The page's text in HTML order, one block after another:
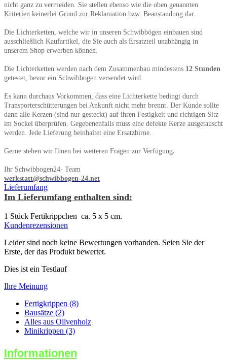
nicht ganz zu vermeiden. Sie stellen ebenso wie die oben genannten
Kriterien keinerlei Grund zur Reklamation bzw. Beanstandung dar.
Die Lichterketten, welche wir in unseren Schwibbögen einbauen sind
ausschließlich Kaufartikel, die Sie auch als Ersatzteil unabhängig in
unserem Shop erwerben können.
Die Lichterketten werden nach dem Zusammenbau mindestens 12 Stunden
getestet, bevor ein Schwibbogen versendet wird.
Es kann durchaus Vorkommen, dass eine Lichterkette bedingt durch
Transporterschütterungen bei Ankunft nicht mehr brennt. Der Kunde sollte
dann alle Kerzen (sind nur gesteckt) auf ihren Festigkeit und richtigen Sitz
im Sockel überprüfen. Gegebenenfalls muss eine defekte Kerze ausgetauscht
werden. Jede Lieferung beinhaltet eine Ersatzbirne.
Gerne stehen wir Ihnen bei weiteren Fragen zur Verfügung.
Ihr Schwibbogen24- Team
werkstatt@schwibbogen-24.net
Lieferumfang
Im Lieferumfang enthalten sind:
1 Stück Fertikrippchen ca. 5 x 5 cm.
Kundenrezensionen
Leider sind noch keine Bewertungen vorhanden. Seien Sie der
Erste, der das Produkt bewertet.
Dies ist ein Testlauf
Ihre Meinung
Fertigkrippen (8)
Bausätze (2)
Alles aus Olivenholz
Minikrippen (3)
Informationen